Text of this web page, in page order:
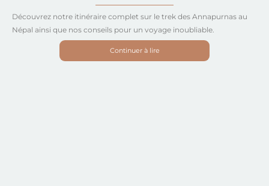
Découvrez notre itinéraire complet sur le trek des Annapurnas au
Népal ainsi que nos conseils pour un voyage inoubliable.
Continuer à lire